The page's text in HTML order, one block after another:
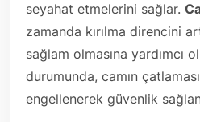
seyahat etmelerini sağlar.
zamanda kırılma direncini
sağlam olmasına yardımcı
durumunda, camın çatlaması
engellenerek güvenlik